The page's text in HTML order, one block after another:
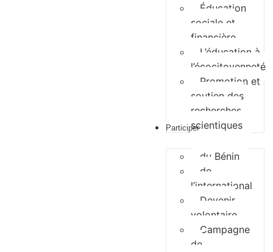
Éducation
sociale et
financière
L’éducation à
l’écocitoyenneté
Promotion et
soutien des
recherches
scientiques
Participer
du Bénin
de
l’international
Devenir
volontaire
Campagne
de